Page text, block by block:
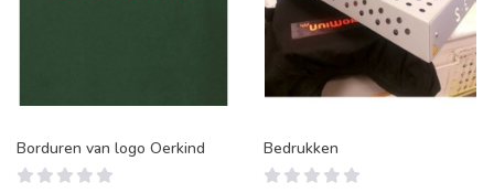
Borduren van logo Oerkind Bedrukken